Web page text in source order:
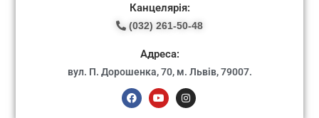
Канцелярія:
(032) 261-50-48
Адреса:
вул. П. Дорошенка, 70, м. Львів, 79007.